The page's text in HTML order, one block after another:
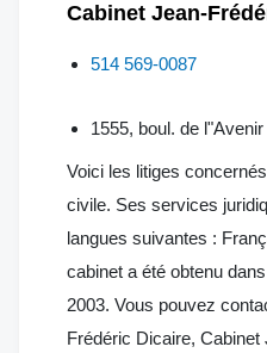
Cabinet Jean-
514 569-0087
1555, boul. de l"Avenir
Voici les litiges
civile. Ses services
langues suivantes :
cabinet a été obtenu
2003. Vous pouvez
Frédéric Dicaire,